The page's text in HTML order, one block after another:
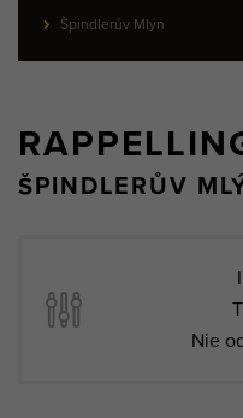
Špindlerův Mlýn
ŠPINDLERŮV
Nie